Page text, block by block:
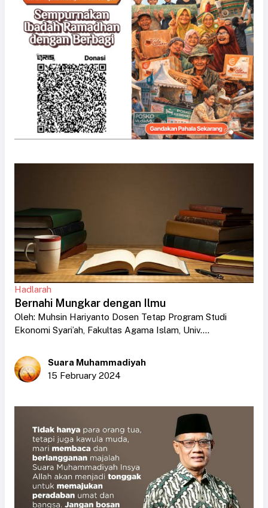
Hadlarah
Bernahi Mungkar dengan Ilmu
Oleh: Muhsin Hariyanto Dosen Tetap Program Studi
Ekonomi Syari’ah, Fakultas Agama Islam, Univ....
Suara Muhammadiyah
15 February 2024